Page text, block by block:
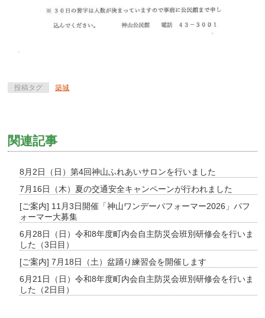
投稿タグ 築城
関連記事
8月2日（日）第4回神山ふれあいサロンを行いました
7月16日（木）夏の交通安全キャンペーンが行われました
[ご案内] 11月3日開催「神山ワンデーパフォーマー2026」パフ
ォーマー大募集
6月28日（日）令和8年度町内会自主防災会班別研修会を行いま
した（3日目）
[ご案内] 7月18日（土）盆踊り練習会を開催します
6月21日（日）令和8年度町内会自主防災会班別研修会を行いま
した（2日目）